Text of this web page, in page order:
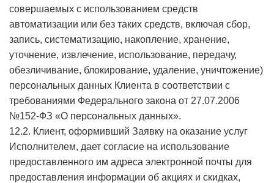
совершаемых с использованием средств
автоматизации или без таких средств, включая сбор,
запись, систематизацию, накопление, хранение,
уточнение, извлечение, использование, передачу,
обезличивание, блокирование, удаление, уничтожение)
персональных данных Клиента в соответствии с
требованиями Федерального закона от 27.07.2006
№152-ФЗ «О персональных данных».
12.2. Клиент, оформивший Заявку на оказание услуг
Исполнителем, дает согласие на использование
предоставленного им адреса электронной почты для
предоставления информации об акциях и скидках,